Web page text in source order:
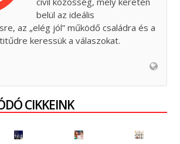
belül az ideális
az „elég jól” működő családra és a
keressük a válaszokat.
CIKKEINK